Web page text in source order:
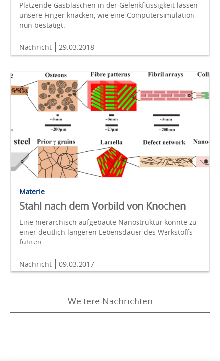
Platzende Gasbläschen in der Gelenkflüssigkeit lassen
unsere Finger knacken, wie eine Computersimulation
nun bestätigt.
Nachricht 29.03.2018
Materie
Stahl nach dem Vorbild von Knochen
Eine hierarchisch aufgebaute Nanostruktur könnte zu
einer deutlich längeren Lebensdauer des Werkstoffs
führen.
Nachricht 09.03.2017
Weitere Nachrichten